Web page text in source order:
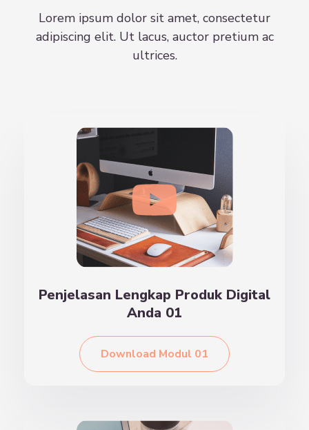
Lorem ipsum dolor sit amet, consectetur
adipiscing elit. Ut lacus, auctor pretium ac
ultrices.
Penjelasan Lengkap Produk Digital
Anda 01
Download Modul 01